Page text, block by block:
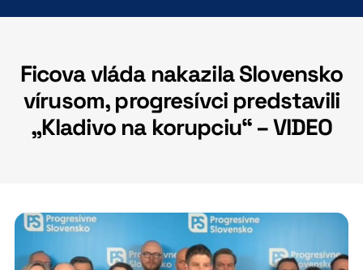
Ficova vláda nakazila Slovensko
vírusom, progresívci predstavili
„Kladivo na korupciu“ – VIDEO